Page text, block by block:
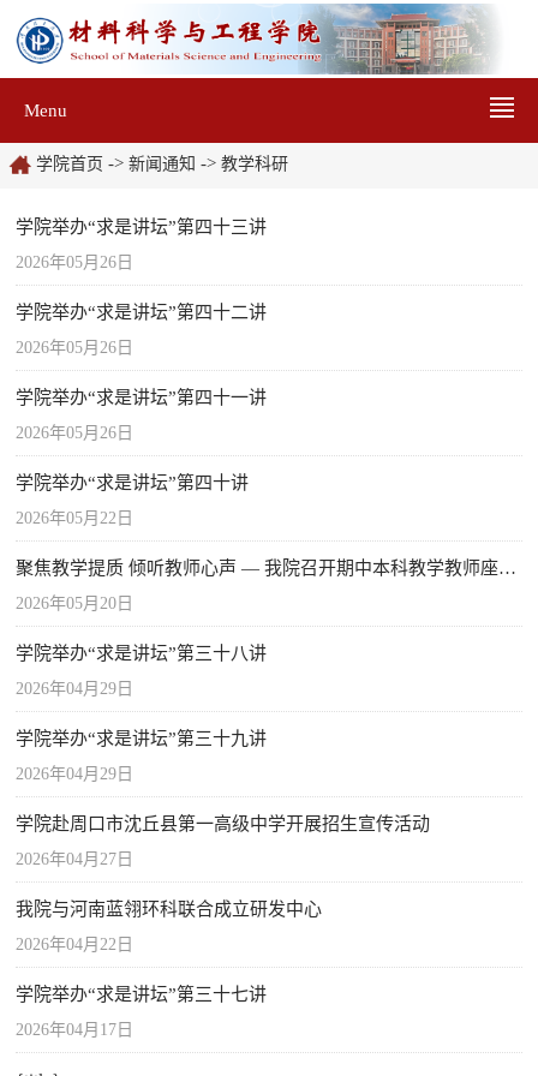
Menu
学院首页 -> 新闻通知 -> 教学科研
学院举办“求是讲坛”第四十三讲
2026年05月26日
学院举办“求是讲坛”第四十二讲
2026年05月26日
学院举办“求是讲坛”第四十一讲
2026年05月26日
学院举办“求是讲坛”第四十讲
2026年05月22日
聚焦教学提质 倾听教师心声 — 我院召开期中本科教学教师座谈会
2026年05月20日
学院举办“求是讲坛”第三十八讲
2026年04月29日
学院举办“求是讲坛”第三十九讲
2026年04月29日
学院赴周口市沈丘县第一高级中学开展招生宣传活动
2026年04月27日
我院与河南蓝翎环科联合成立研发中心
2026年04月22日
学院举办“求是讲坛”第三十七讲
2026年04月17日